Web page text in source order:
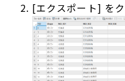
[エクスポート] をク